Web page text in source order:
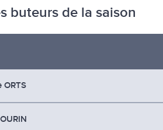
buteurs de la saison
ORTS